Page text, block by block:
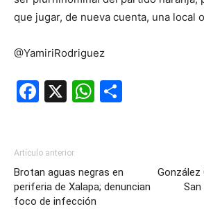
que jugar, de nueva cuenta, una local
@YamiriRodriguez
Facebook
X WhatsApp
Artículo anterior
Brotan aguas negras en
periferia de Xalapa; denuncian
foco de infección
González